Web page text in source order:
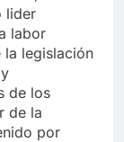
lider
labor
legislación
de los
de la
por